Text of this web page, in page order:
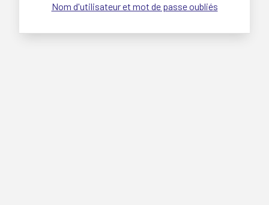
Nom d'utilisateur et mot de passe oubliés